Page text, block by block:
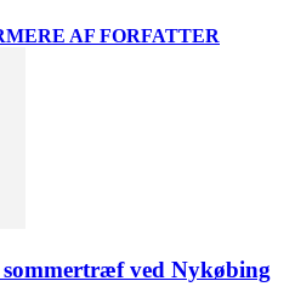
MERE AF FORFATTER
ved Nykøbing